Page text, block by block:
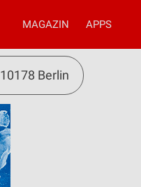
MAGAZIN APPS
10178 Berlin